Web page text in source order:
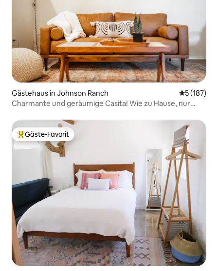
Gästehaus in Johnson Ranch
5 (187)
Charmante und geräumige Casita! Wie zu Hause, nur
Beliebter Gäste-Favorit.
Gäste-Favorit